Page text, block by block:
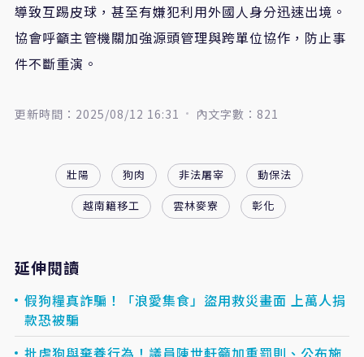
導致互踢皮球，甚至有嫌犯利用外國人身分迅速出境。
協會呼籲主管機關加強源頭管理與跨單位協作，防止事
件不斷重演。
更新時間：2025/08/12 16:31 內文字數：821
壯陽 狗肉 非法屠宰
動保法
越南籍移工
雲林麥寮 彰化
延伸閱讀
假狗糧真詐騙！「浪愛集食」盜用救災畫面 上萬人捐
款恐被騙
批虐狗與棄養行為！議員陳世軒籲加重罰則、公布施